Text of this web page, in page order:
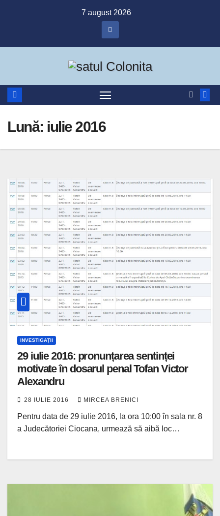
7 august 2026
Lună: iulie 2016
INVESTIGAȚII
29 iulie 2016: pronunțarea sentinței
motivate în dosarul penal Tofan Victor
Alexandru
28 IULIE 2016 MIRCEA BRENICI
Pentru data de 29 iulie 2016, la ora 10:00 în sala nr. 8
a Judecătoriei Ciocana, urmează să aibă loc…